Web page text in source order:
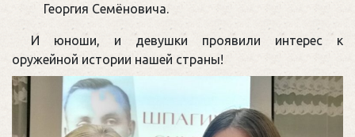
Георгия Семёновича.
И юноши, и девушки проявили интерес к
оружейной истории нашей страны!